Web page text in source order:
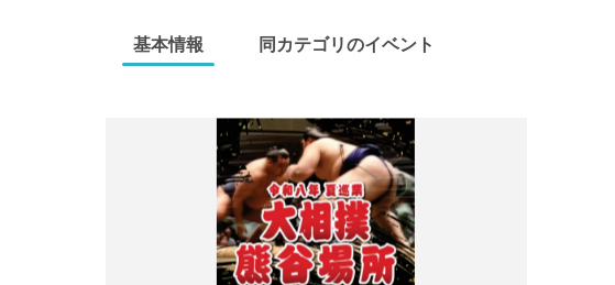
基本情報 同カテゴリのイベント